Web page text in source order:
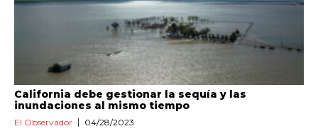
California debe gestionar la sequía y las
inundaciones al mismo tiempo
El Observador 04/28/2023